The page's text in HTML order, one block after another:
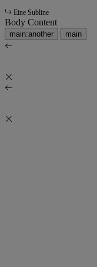
Eine Subline
Body Content
main:another main